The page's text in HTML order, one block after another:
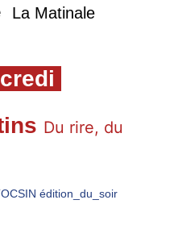
La Matinale
Du rire, du